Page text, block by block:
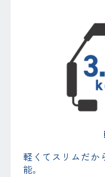
軽くてスリムだか
能。